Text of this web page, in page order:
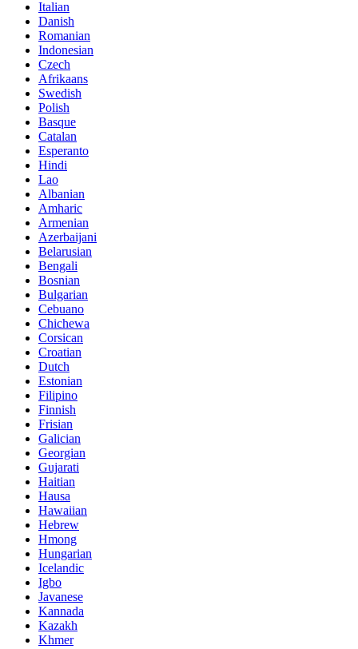
Italian
Danish
Romanian
Indonesian
Czech
Afrikaans
Swedish
Polish
Basque
Catalan
Esperanto
Hindi
Lao
Albanian
Amharic
Armenian
Azerbaijani
Belarusian
Bengali
Bosnian
Bulgarian
Cebuano
Chichewa
Corsican
Croatian
Dutch
Estonian
Filipino
Finnish
Frisian
Galician
Georgian
Gujarati
Haitian
Hausa
Hawaiian
Hebrew
Hmong
Hungarian
Icelandic
Igbo
Javanese
Kannada
Kazakh
Khmer